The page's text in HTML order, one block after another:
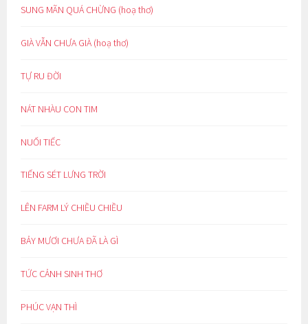
SUNG MÃN QUÁ CHỪNG (hoạ thơ)
GIÀ VẪN CHƯA GIÀ (hoạ thơ)
TỰ RU ĐỜI
NÁT NHÀU CON TIM
NUỐI TIẾC
TIẾNG SÉT LƯNG TRỜI
LÊN FARM LÝ CHIỀU CHIỀU
BẢY MƯƠI CHƯA ĐÃ LÀ GÌ
TỨC CẢNH SINH THƠ
PHÚC VẠN THÌ